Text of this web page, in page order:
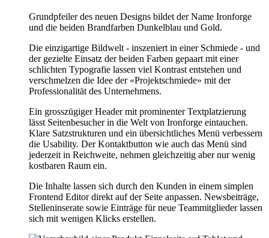
Grundpfeiler des neuen Designs bildet der Name Ironforge
und die beiden Brandfarben Dunkelblau und Gold.
Die einzigartige Bildwelt - inszeniert in einer Schmiede - und
der gezielte Einsatz der beiden Farben gepaart mit einer
schlichten Typografie lassen viel Kontrast entstehen und
verschmelzen die Idee der «Projektschmiede» mit der
Professionalität des Unternehmens.
Ein grosszügiger Header mit prominenter Textplatzierung
lässt Seitenbesucher in die Welt von Ironforge eintauchen.
Klare Satzstrukturen und ein übersichtliches Menü verbessern
die Usability. Der Kontaktbutton wie auch das Menü sind
jederzeit in Reichweite, nehmen gleichzeitig aber nur wenig
kostbaren Raum ein.
Die Inhalte lassen sich durch den Kunden in einem simplen
Frontend Editor direkt auf der Seite anpassen. Newsbeiträge,
Stelleninserate sowie Einträge für neue Teammitglieder lassen
sich mit wenigen Klicks erstellen.